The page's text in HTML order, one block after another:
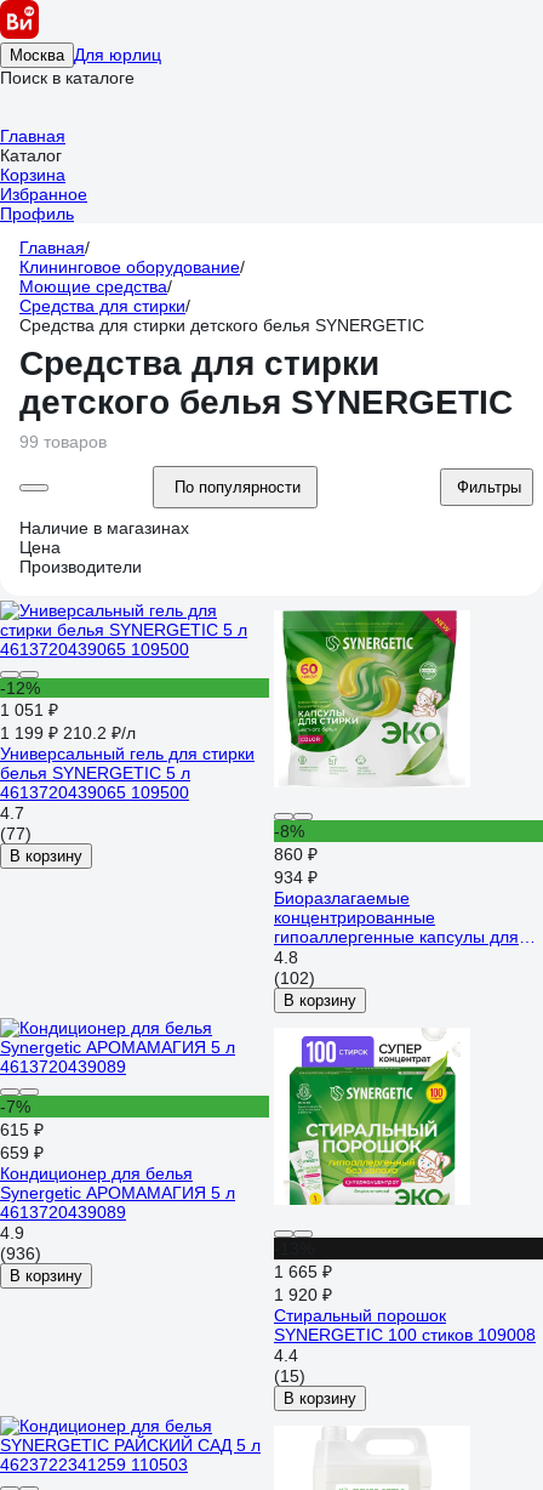
Москва Для юрлиц
Поиск в каталоге
Главная
Каталог
Корзина
Избранное
Профиль
Главная/
Клининговое оборудование/
Моющие средства/
Средства для стирки/
Средства для стирки детского белья SYNERGETIC
Средства для стирки
детского белья SYNERGETIC
99 товаров
По популярности Фильтры
Наличие в магазинах
Цена
Производители
-12%
1 051 ₽
1 199 ₽ 210.2 ₽/л
Универсальный гель для стирки
белья SYNERGETIC 5 л
4613720439065 109500
4.7
(77)
В корзину
-8%
860 ₽
934 ₽
Биоразлагаемые
концентрированные
гипоаллергенные капсулы для
стирки SYNERGETIC COLOR 60
шт 109816
4.8
(102)
В корзину
-7%
615 ₽
659 ₽
Кондиционер для белья
Synergetic АРОМАМАГИЯ 5 л
4613720439089
4.9
(936)
В корзину
1 665 ₽
1 920 ₽
Стиральный порошок
SYNERGETIC 100 стиков 109008
4.4
(15)
В корзину